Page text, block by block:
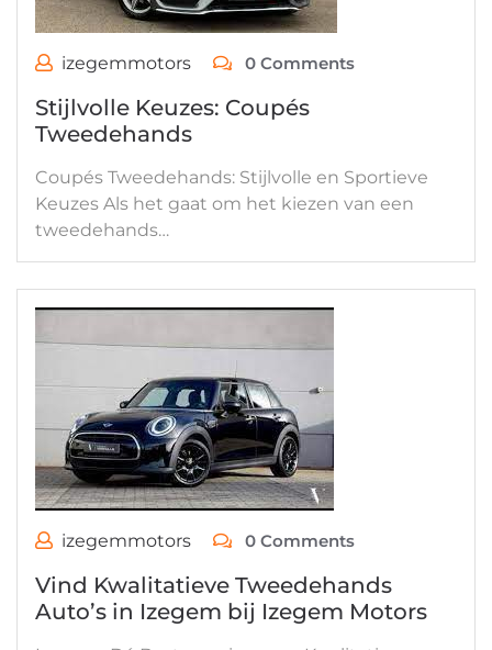
izegemmotors 0 Comments
Stijlvolle Keuzes: Coupés
Tweedehands
Coupés Tweedehands: Stijlvolle en Sportieve
Keuzes Als het gaat om het kiezen van een
tweedehands…
izegemmotors 0 Comments
Vind Kwalitatieve Tweedehands
Auto’s in Izegem bij Izegem Motors